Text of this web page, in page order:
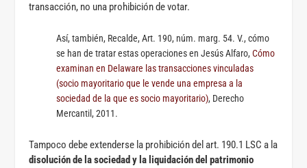
transacción, no una prohibición de votar.
Así, también, Recalde, Art. 190, núm. marg. 54. V., cómo
se han de tratar estas operaciones en Jesús Alfaro,Cómo
examinan en Delaware las transacciones vinculadas
(socio mayoritario que le vende una empresa a la
sociedad de la que es socio mayoritario), Derecho
Mercantil, 2011.
Tampoco debe extenderse la prohibición del art. 190.1 LSC a la
disolución de la sociedad y la liquidación del patrimonio